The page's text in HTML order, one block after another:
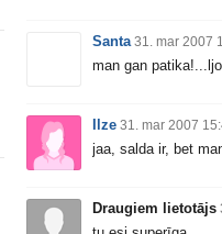
Santa 31. mar 2007
man gan
Ilze 31. mar 2007
jaa, salda ir, bet
Draugiem lietotājs